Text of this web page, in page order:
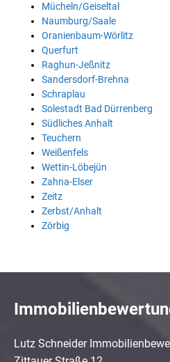
Mücheln/Geiseltal
Naumburg/Saale
Oranienbaum-Wörlitz
Querfurt
Raghun-Jeßnitz
Sandersdorf-Brehna
Schraplau
Solestadt Bad Dürrenberg
Südliches Anhalt
Teuchern
Weißenfels
Wettin-Löbejün
Zahna-Elser
Zeitz
Zerbst/Anhalt
Zörbig
Lutz Schneider